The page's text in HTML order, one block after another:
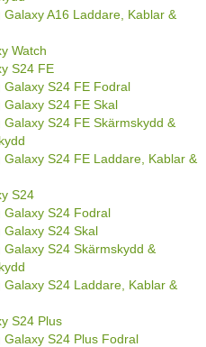
Galaxy A16 Laddare, Kablar &
Watch
S24 FE
Galaxy S24 FE Fodral
Galaxy S24 FE Skal
Galaxy S24 FE Skärmskydd &
Galaxy S24 FE Laddare, Kablar &
S24
Galaxy S24 Fodral
Galaxy S24 Skal
Galaxy S24 Skärmskydd &
Galaxy S24 Laddare, Kablar &
S24 Plus
Galaxy S24 Plus Fodral